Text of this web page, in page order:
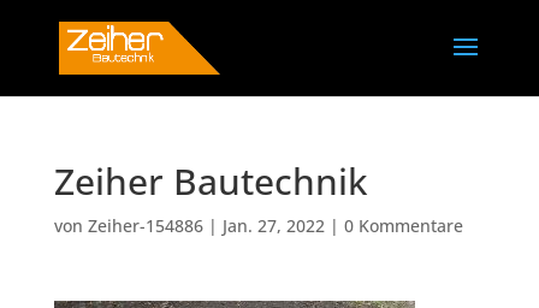
Zeiher Bautechnik
von Zeiher-154886| Jan. 27, 2022| 0 Kommentare